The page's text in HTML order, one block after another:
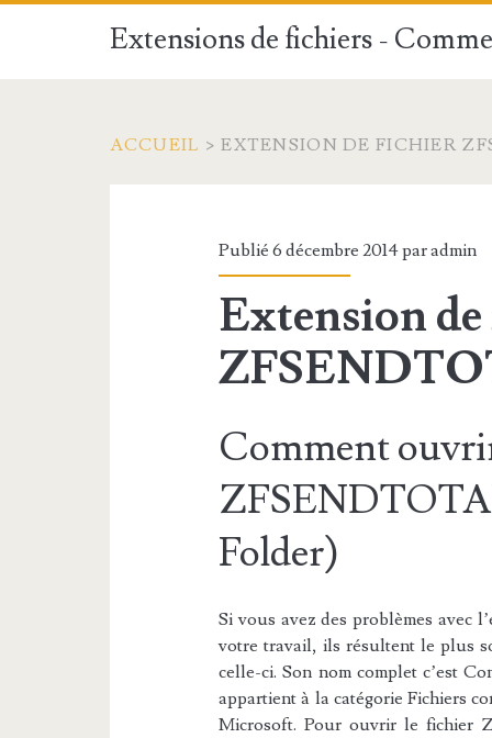
Extensions de fichiers -
ACCUEIL > EXTENSION DE FICHIER
Publié 6 décembre 2014 paradmin
Extension
Comment
Folder)
Si vous avez des problèmes avec
votre travail, ils résultent le plus
celle-ci. Son nom complet c’est
appartient à la catégorie Fichiers
Microsoft. Pour ouvrir le fichier